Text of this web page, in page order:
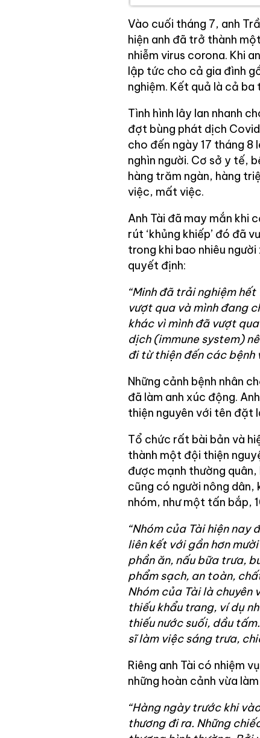
Vào cuối tháng 7, anh
hiện anh đã trở thành
nhiễm virus corona. Khi
lập tức cho cả gia đình
nghiệm. Kết quả là cả
Tình hình lây lan nhanh
đợt bùng phát dịch
cho đến ngày 17 tháng
nghìn người. Cơ sở y tế,
hàng trăm ngàn, hàng
việc, mất việc.
Anh Tài đã may mắn khi
rút ‘khủng khiếp’ đó đã
trong khi bao nhiêu
quyết định:
“Minh đã trải nghiệm
vượt qua và mình đang
khác vì mình đã vượt
dịch (immune system)
đi từ thiện đến các bệnh
Những cảnh bệnh nhân
đã làm anh xúc động.
thiện nguyên với tên đặt
Tổ chức rất bài bản và
thành một đội thiện
được mạnh thường
cũng có người nông
nhóm, như một tấn bắp,
“Nhóm của Tài hiện nay
liên kết với gần hơn
phần ăn, nấu bữa trưa,
phẩm sạch, an toàn,
Nhóm của Tài là chuyên
thiếu khẩu trang, ví dụ
thiếu nước suối, dầu
sĩ làm việc sáng trưa,
Riêng anh Tài có nhiệm
những hoàn cảnh vừa
“Hàng ngày trước khi
thương đi ra. Những